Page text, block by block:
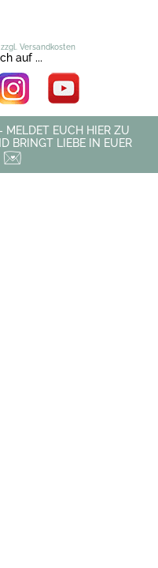
Versandkosten
auf ...
MELDET EUCH HIER ZU
BRINGT LIEBE IN EUER